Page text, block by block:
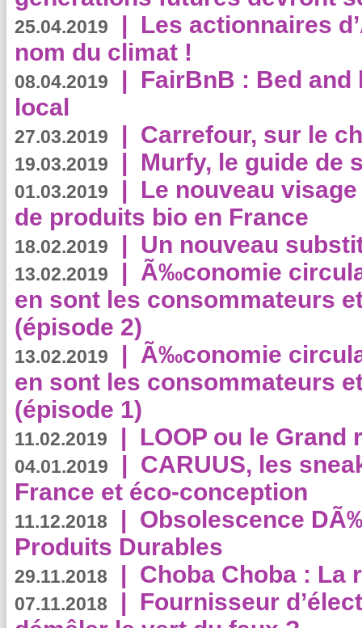
25.04.2019 | Les actionnaires
nom du climat !
08.04.2019 | FairBnB : Bed
local
27.03.2019 | Carrefour, sur le
19.03.2019 | Murfy, le guide de
01.03.2019 | Le nouveau
de produits bio en France
18.02.2019 | Un nouveau
13.02.2019 | Ã‰conomie
en sont les consommateurs
(épisode 2)
13.02.2019 | Ã‰conomie
en sont les consommateurs
(épisode 1)
11.02.2019 | LOOP ou le Grand
04.01.2019 | CARUUS, les
France et éco-conception
11.12.2018 | Obsolescence
Produits Durables
29.11.2018 | Choba Choba : La
07.11.2018 | Fournisseur